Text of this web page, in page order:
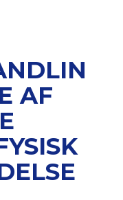
AF